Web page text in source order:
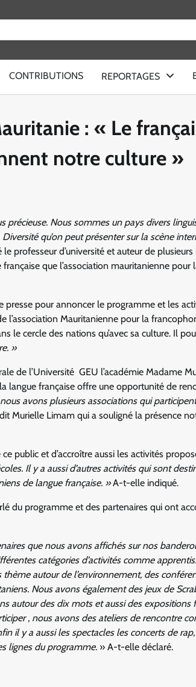
CONTRIBUTIONS REPORTAGES
: « Le
notre culture »
précieuse. Nous sommes un pays divers
qu’on peut présenter sur la scène
le professeur d’université et auteur de
que l’association mauritanienne pour
presse pour annoncer le programme et les
Mauritanienne pour la
le cercle des nations qu’avec sa culture. Il
»
de l’Université GEU l’académie Madame
française offre une opportunité de
nous avons plusieurs associations qui
Murielle Limam qui a souligné la présence
public et d’accroître aussi les activités
Il y a aussi d’autres activités qui sont
de langue française. »A-t-elle indiqué.
du programme et des partenaires qui ont
que nous avons affichés sur nos
catégories d’activités comme
autour de l’environnement, des
Nous avons également des jeux de
autour des dix mots et aussi des expositions
, nous avons des ateliers de rencontre
il y a aussi les spectacles les concerts de
lignes du programme. » A-t-elle déclaré.